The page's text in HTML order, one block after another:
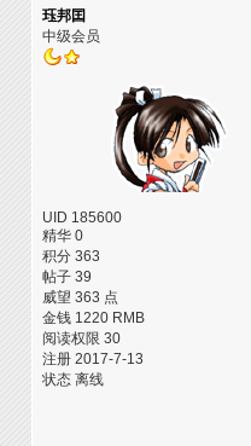
珏邦囯
中级会员
UID 185600
精华 0
积分 363
帖子 39
威望 363 点
金钱 1220 RMB
阅读权限 30
注册 2017-7-13
状态 离线